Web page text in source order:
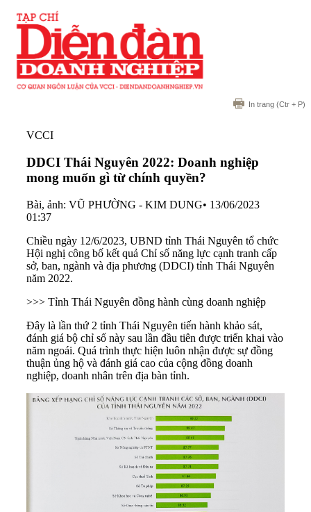
In trang (Ctr + P)
VCCI
DDCI Thái Nguyên 2022: Doanh nghiệp
mong muốn gì từ chính quyền?
Bài, ảnh: VŨ PHƯỜNG - KIM DUNG• 13/06/2023
01:37
Chiều ngày 12/6/2023, UBND tỉnh Thái Nguyên tổ chức
Hội nghị công bố kết quả Chỉ số năng lực cạnh tranh cấp
sở, ban, ngành và địa phương (DDCI) tỉnh Thái Nguyên
năm 2022.
>>> Tỉnh Thái Nguyên đồng hành cùng doanh nghiệp
Đây là lần thứ 2 tỉnh Thái Nguyên tiến hành khảo sát,
đánh giá bộ chỉ số này sau lần đầu tiên được triển khai vào
năm ngoái. Quá trình thực hiện luôn nhận được sự đồng
thuận ủng hộ và đánh giá cao của cộng đồng doanh
nghiệp, doanh nhân trên địa bàn tỉnh.